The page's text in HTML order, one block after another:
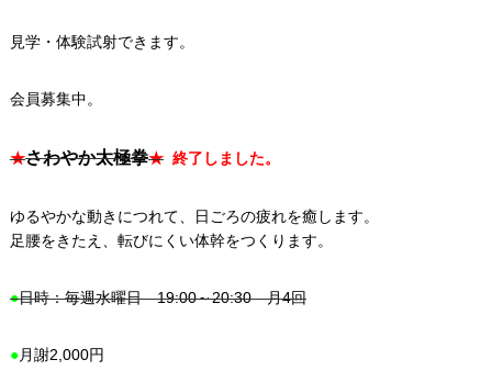
見学・体験試射できます。
会員募集中。
★さわやか太極拳★終了しました。
ゆるやかな動きにつれて、日ごろの疲れを癒します。
足腰をきたえ、転びにくい体幹をつくります。
●日時：毎週水曜日 19:00～20:30 月4回
●月謝2,000円